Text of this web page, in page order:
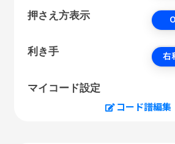
押さえ方表示
利き手 右
マイコード設定
コード譜編集